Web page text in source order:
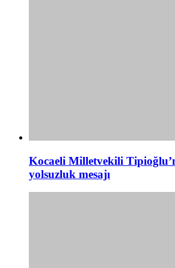
Kocaeli Milletvekili
yolsuzluk mesajı